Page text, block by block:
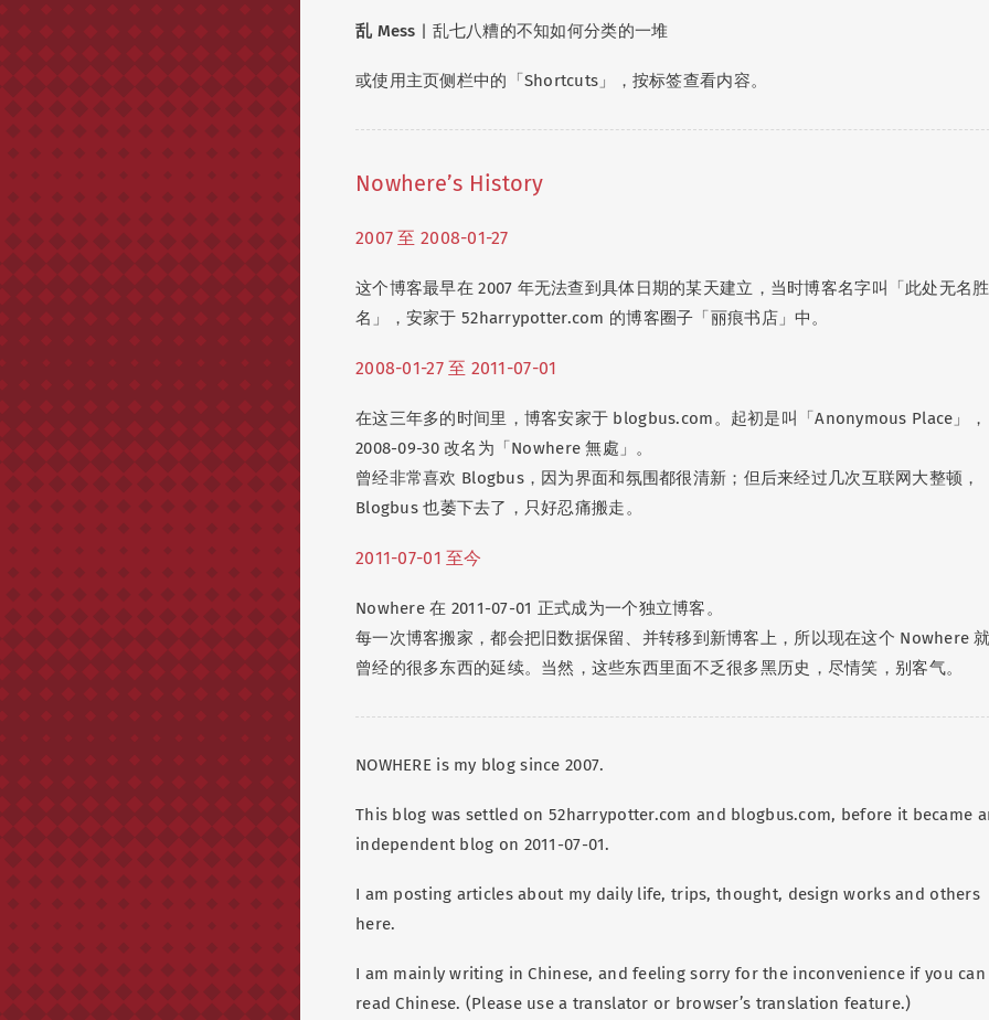
乱 Mess | 乱七八糟的不知如何分类的一堆
或使用主页侧栏中的「Shortcuts」，按标签查看内容。
Nowhere’s History
2007 至 2008-01-27
这个博客最早在 2007 年无法查到具体日期的某天建立，当时博客名字叫「此处无名
名」，安家于 52harrypotter.com 的博客圈子「丽痕书店」中。
2008-01-27 至 2011-07-01
在这三年多的时间里，博客安家于 blogbus.com。起初是叫「Anonymous Place」，
2008-09-30 改名为「Nowhere 無處」。
曾经非常喜欢 Blogbus，因为界面和氛围都很清新；但后来经过几次互联网大整顿，
Blogbus 也萎下去了，只好忍痛搬走。
2011-07-01 至今
Nowhere 在 2011-07-01 正式成为一个独立博客。
每一次博客搬家，都会把旧数据保留、并转移到新博客上，所以现在这个 Nowhere
曾经的很多东西的延续。当然，这些东西里面不乏很多黑历史，尽情笑，别客气。
NOWHERE is my blog since 2007.
This blog was settled on 52harrypotter.com and blogbus.com, before it became
independent blog on 2011-07-01.
I am posting articles about my daily life, trips, thought, design works and others
here.
I am mainly writing in Chinese, and feeling sorry for the inconvenience if you
read Chinese. (Please use a translator or browser’s translation feature.)